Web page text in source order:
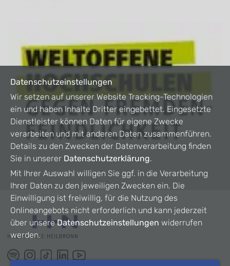
Datenschutzeinstellungen
Wir setzen auf unserer Website Tracking-Technologien
ein und haben Inhalte Dritter eingebettet. Eingesetzte
Dienstleister können Daten für eigene Zwecke
verarbeiten und mit anderen Daten zusammenführen.
Details zu den Zwecken der Datenverarbeitung finden
Sie in unserer Datenschutzerklärung.
Mit Ihrer Auswahl willigen Sie ggf. in die Verarbeitung
Ihrer Daten zu den jeweiligen Zwecken ein. Die
Einwilligung ist freiwillig, für die Nutzung des
Onlineangebots nicht erforderlich und kann jederzeit
über unsereDatenschutzeinstellungen widerrufen
werden.